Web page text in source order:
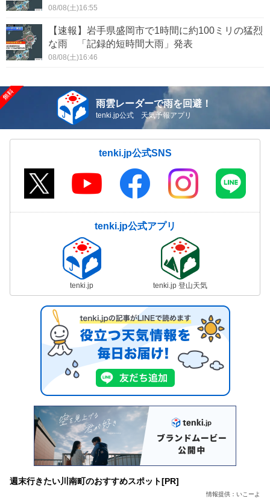
08/08(土)16:55
【速報】岩手県盛岡市で1時間に約100ミリの猛烈
な雨 「記録的短時間大雨」発表
08/08(土)16:46
雨雲レーダーで雨を回避！
tenki.jp公式 天気予報アプリ
tenki.jp公式SNS
tenki.jp公式アプリ
tenki.jp tenki.jp 登山天気
週末行きたい川南町のおすすめスポット[PR]
情報提供：いこーよ